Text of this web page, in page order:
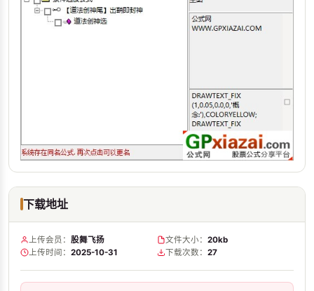
下载地址
上传会员： 股舞飞扬 文件大小： 20kb
上传时间： 2025-10-31 下载次数： 27